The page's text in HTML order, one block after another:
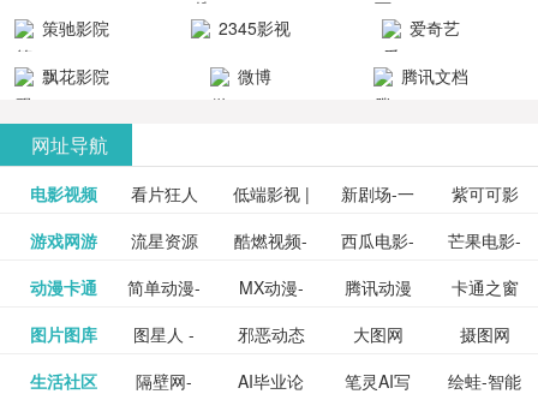
等全新电
影，是影
卓破解软件
分享与下
载！旨在打
件共享站、
资源
策驰影院
2345影视
大全
爱奇艺
VIP会员
飘花影院
微博 腾讯文档
网址导航
电影视频 看片狂人 低端影视 |
免费高清
在线电影
新剧场-一
个网盘资
源分享小
紫可可影
视-紫可可,
免费提供
泡剧网_最
新电视剧
免费在线
更多>>
游戏网游 流星资源
网-流星蝴
蝶剑官网
酷燃视频-
致力于打
造中国领
西瓜电影-
西瓜视频
网站电影
芒果电影-
芒果TV网
站电影频
豆瓣电影-
豆瓣电影
更多>>
动漫卡通 简单动漫-
日本动画
MX动漫-
最新最全
腾讯动漫
频道
卡通之窗
三毛漫画
网
更多>>
图片图库 图星人 -
设计图片
邪恶动态
图片大全
大图网
摄图网
图行天下
更多>>
生活社区 隔壁网- AI毕业论 笔灵AI写 绘蛙-智能